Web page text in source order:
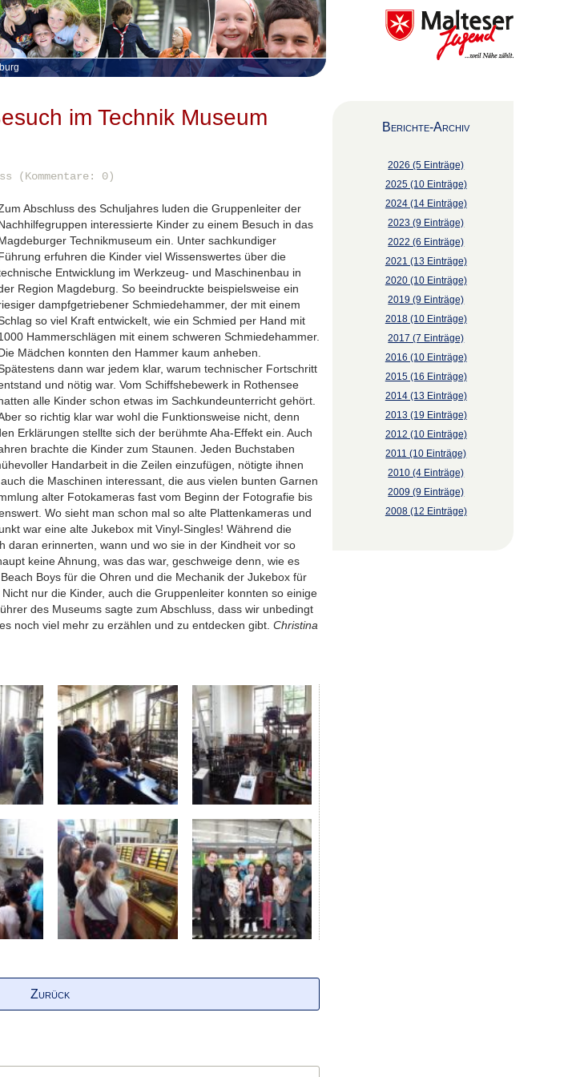
im Technik Museum
(Kommentare: 0)
Abschluss des Schuljahres luden die Gruppenleiter der
interessierte Kinder zu einem Besuch in das
Technikmuseum ein. Unter sachkundiger
erfuhren die Kinder viel Wissenswertes über die
Entwicklung im Werkzeug- und Maschinenbau in
Region Magdeburg. So beeindruckte beispielsweise ein
dampfgetriebener Schmiedehammer, der mit einem
so viel Kraft entwickelt, wie ein Schmied per Hand mit
Hammerschlägen mit einem schweren Schmiedehammer.
Mädchen konnten den Hammer kaum anheben.
dann war jedem klar, warum technischer Fortschritt
und nötig war. Vom Schiffshebewerk in Rothensee
alle Kinder schon etwas im Sachkundeunterricht gehört.
so richtig klar war wohl die Funktionsweise nicht, denn
Erklärungen stellte sich der berühmte Aha-Effekt ein. Auch
brachte die Kinder zum Staunen. Jeden Buchstaben
Handarbeit in die Zeilen einzufügen, nötigte ihnen
die Maschinen interessant, die aus vielen bunten Garnen
alter Fotokameras fast vom Beginn der Fotografie bis
Wo sieht man schon mal so alte Plattenkameras und
war eine alte Jukebox mit Vinyl-Singles! Während die
daran erinnerten, wann und wo sie in der Kindheit vor so
keine Ahnung, was das war, geschweige denn, wie es
Boys für die Ohren und die Mechanik der Jukebox für
nur die Kinder, auch die Gruppenleiter konnten so einige
des Museums sagte zum Abschluss, dass wir unbedingt
noch viel mehr zu erzählen und zu entdecken gibt. Christina
Zurück
Berichte-Archiv
2026 (5 Einträge)
2025 (10 Einträge)
2024 (14 Einträge)
2023 (9 Einträge)
2022 (6 Einträge)
2021 (13 Einträge)
2020 (10 Einträge)
2019 (9 Einträge)
2018 (10 Einträge)
2017 (7 Einträge)
2016 (10 Einträge)
2015 (16 Einträge)
2014 (13 Einträge)
2013 (19 Einträge)
2012 (10 Einträge)
2011 (10 Einträge)
2010 (4 Einträge)
2009 (9 Einträge)
2008 (12 Einträge)